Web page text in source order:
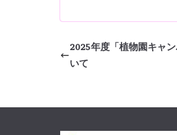
2025年度「植物園キャ
いて